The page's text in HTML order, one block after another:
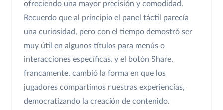
ofreciendo una mayor precisión y comodidad.
Recuerdo que al principio el panel táctil parecía
una curiosidad, pero con el tiempo demostró ser
muy útil en algunos títulos para menús o
interacciones específicas, y el botón Share,
francamente, cambió la forma en que los
jugadores compartimos nuestras experiencias,
democratizando la creación de contenido.